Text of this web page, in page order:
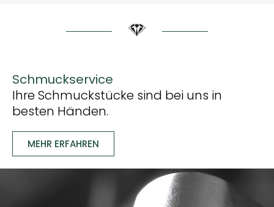
Schmuckservice
Ihre Schmuckstücke sind bei uns in
besten Händen.
MEHR ERFAHREN